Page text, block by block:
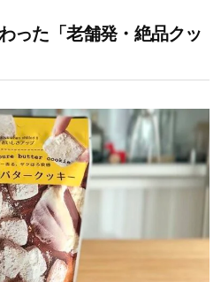
った「老舗発・絶品クッ